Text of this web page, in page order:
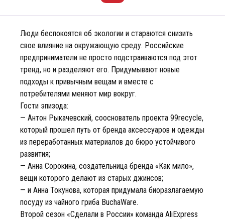
Люди беспокоятся об экологии и стараются снизить
свое влияние на окружающую среду. Российские
предприниматели не просто подстраиваются под этот
тренд, но и разделяют его. Придумывают новые
подходы к привычным вещам и вместе с
потребителями меняют мир вокруг.
Гости эпизода:
— Антон Рыкачевский, сооснователь проекта 99recycle,
который прошел путь от бренда аксессуаров и одежды
из переработанных материалов до бюро устойчивого
развития;
— Анна Сорокина, создательница бренда «Как мило»,
вещи которого делают из старых джинсов;
— и Анна Токунова, которая придумала биоразлагаемую
посуду из чайного гриба BuchaWare.
Второй сезон «Сделали в России» команда AliExpress